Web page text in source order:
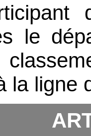
le
la ligne